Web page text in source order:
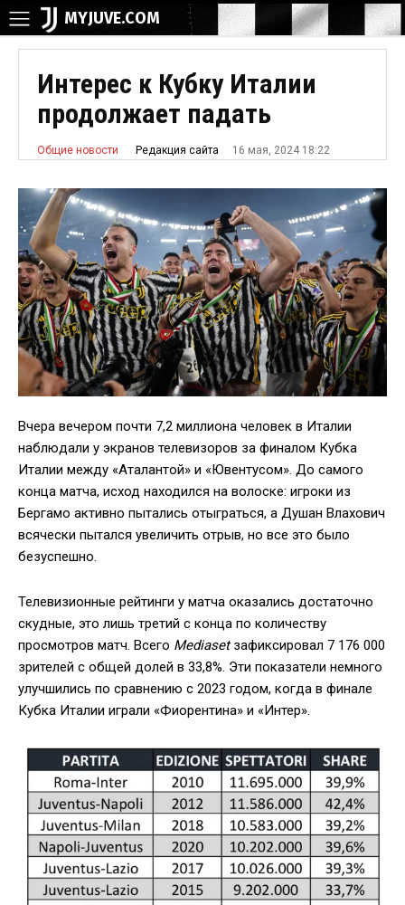
MYJUVE.COM
Интерес к Кубку Италии
продолжает падать
Общие новости Редакция сайта 16 мая, 2024 18:22
Вчера вечером почти 7,2 миллиона человек в Италии
наблюдали у экранов телевизоров за финалом Кубка
Италии между «Аталантой» и «Ювентусом». До самого
конца матча, исход находился на волоске: игроки из
Бергамо активно пытались отыграться, а Душан Влахович
всячески пытался увеличить отрыв, но все это было
безуспешно.
Телевизионные рейтинги у матча оказались достаточно
скудные, это лишь третий с конца по количеству
просмотров матч. Всего Mediasetзафиксировал 7 176 000
зрителей с общей долей в 33,8%. Эти показатели немного
улучшились по сравнению с 2023 годом, когда в финале
Кубка Италии играли «Фиорентина» и «Интер».